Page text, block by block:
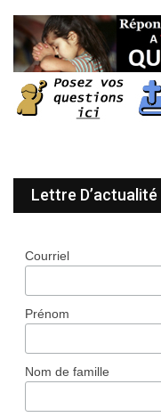
Lettre D’actualité
Courriel
Prénom
Nom de famille